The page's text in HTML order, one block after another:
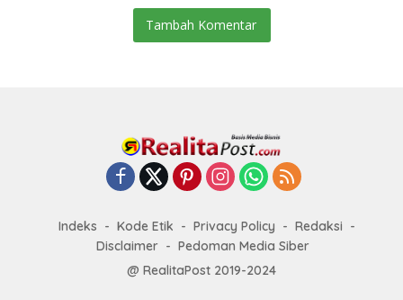
Tambah Komentar
Indeks Kode Etik Privacy Policy
Redaksi
Disclaimer
Pedoman Media Siber
@ RealitaPost 2019-2024